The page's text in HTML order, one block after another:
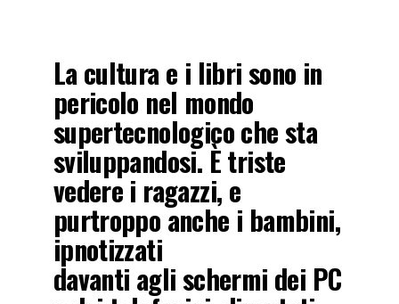
La cultura e i libri sono in
pericolo nel mondo
supertecnologico che sta
sviluppandosi. È triste
vedere i ragazzi, e
purtroppo anche i bambini,
ipnotizzati
davanti agli schermi dei PC